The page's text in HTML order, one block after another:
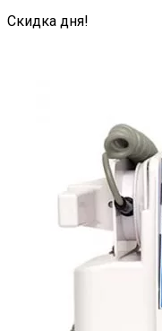
Скидка дня!